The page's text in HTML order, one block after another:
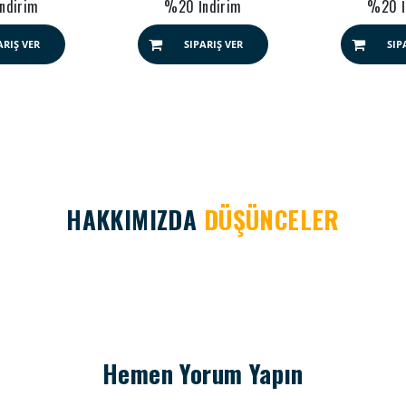
VER
%20 İndirim
SIPARIŞ VER
%20
HAKKIMIZDA DÜŞÜNCELER
Hemen Yorum Yapın